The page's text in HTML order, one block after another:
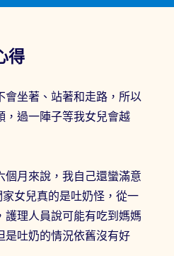
得
會坐著、站著和走路，所以
，過一陣子等我女兒會越
個月來說，我自己還蠻滿意
女兒真的是吐奶怪，從一
護理人員說可能有吃到媽媽
是吐奶的情況依舊沒有好